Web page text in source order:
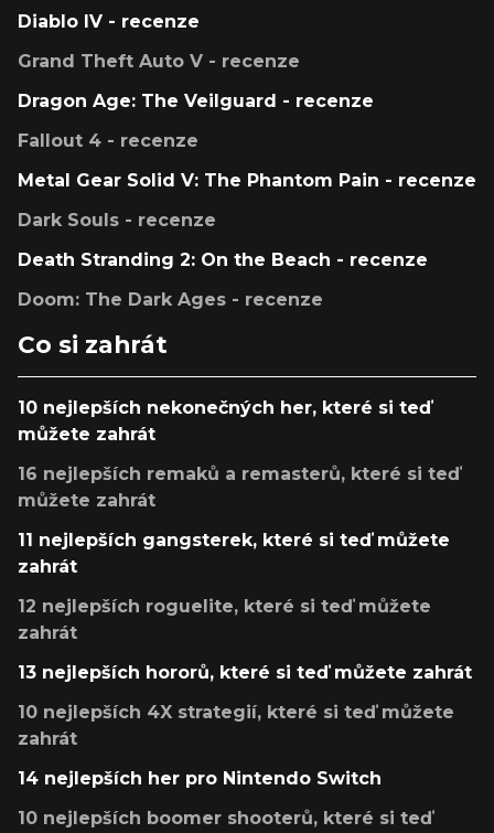
Diablo IV - recenze
Grand Theft Auto V - recenze
Dragon Age: The Veilguard - recenze
Fallout 4 - recenze
Metal Gear Solid V: The Phantom Pain - recenze
Dark Souls - recenze
Death Stranding 2: On the Beach - recenze
Doom: The Dark Ages - recenze
Co si zahrát
10 nejlepších nekonečných her, které si teď
můžete zahrát
16 nejlepších remaků a remasterů, které si teď
můžete zahrát
11 nejlepších gangsterek, které si teď můžete
zahrát
12 nejlepších roguelite, které si teď můžete
zahrát
13 nejlepších hororů, které si teď můžete zahrát
10 nejlepších 4X strategií, které si teď můžete
zahrát
14 nejlepších her pro Nintendo Switch
10 nejlepších boomer shooterů, které si teď